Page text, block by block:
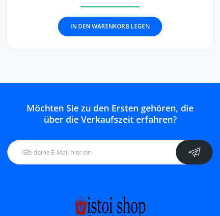
Erhöhe die Menge für
Erhöhe die Menge für Necklace Water
IN DEN WARENKORB LEGEN
Möchten Sie zu den Ersten gehören, die
über die Verkaufszeit erfahren?